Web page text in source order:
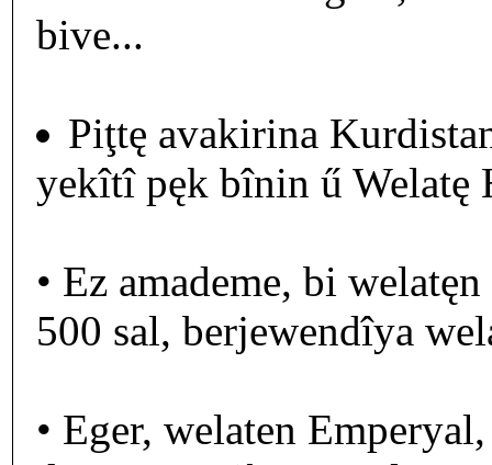
bive...
Piţtę avakirina
yekîtî pęk bînin ű
• Ez amademe, bi
500 sal, berjewendîya
• Eger, welaten